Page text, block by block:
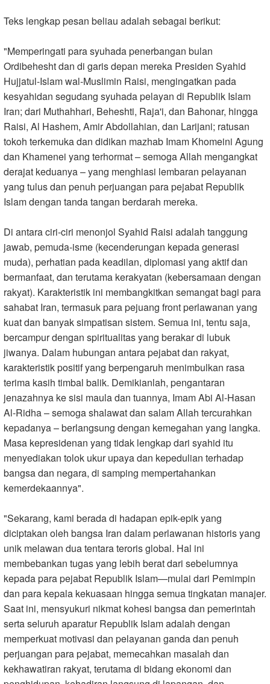
Teks lengkap pesan beliau adalah sebagai berikut:
"Memperingati para syuhada penerbangan bulan
Ordibehesht dan di garis depan mereka Presiden Syahid
Hujjatul-Islam wal-Muslimin Raisi, mengingatkan pada
kesyahidan segudang syuhada pelayan di Republik Islam
Iran; dari Muthahhari, Beheshti, Raja'i, dan Bahonar, hingga
Raisi, Al Hashem, Amir Abdollahian, dan Larijani; ratusan
tokoh terkemuka dan didikan mazhab Imam Khomeini Agung
dan Khamenei yang terhormat – semoga Allah mengangkat
derajat keduanya – yang menghiasi lembaran pelayanan
yang tulus dan penuh perjuangan para pejabat Republik
Islam dengan tanda tangan berdarah mereka.
Di antara ciri-ciri menonjol Syahid Raisi adalah tanggung
jawab, pemuda-isme (kecenderungan kepada generasi
muda), perhatian pada keadilan, diplomasi yang aktif dan
bermanfaat, dan terutama kerakyatan (kebersamaan dengan
rakyat). Karakteristik ini membangkitkan semangat bagi para
sahabat Iran, termasuk para pejuang front perlawanan yang
kuat dan banyak simpatisan sistem. Semua ini, tentu saja,
bercampur dengan spiritualitas yang berakar di lubuk
jiwanya. Dalam hubungan antara pejabat dan rakyat,
karakteristik positif yang berpengaruh menimbulkan rasa
terima kasih timbal balik. Demikianlah, pengantaran
jenazahnya ke sisi maula dan tuannya, Imam Abi Al-Hasan
Al-Ridha – semoga shalawat dan salam Allah tercurahkan
kepadanya – berlangsung dengan kemegahan yang langka.
Masa kepresidenan yang tidak lengkap dari syahid itu
menyediakan tolok ukur upaya dan kepedulian terhadap
bangsa dan negara, di samping mempertahankan
kemerdekaannya."
"Sekarang, kami berada di hadapan epik-epik yang
diciptakan oleh bangsa Iran dalam perlawanan historis yang
unik melawan dua tentara teroris global. Hal ini
membebankan tugas yang lebih berat dari sebelumnya
kepada para pejabat Republik Islam—mulai dari Pemimpin
dan para kepala kekuasaan hingga semua tingkatan manajer.
Saat ini, mensyukuri nikmat kohesi bangsa dan pemerintah
serta seluruh aparatur Republik Islam adalah dengan
memperkuat motivasi dan pelayanan ganda dan penuh
perjuangan para pejabat, memecahkan masalah dan
kekhawatiran rakyat, terutama di bidang ekonomi dan